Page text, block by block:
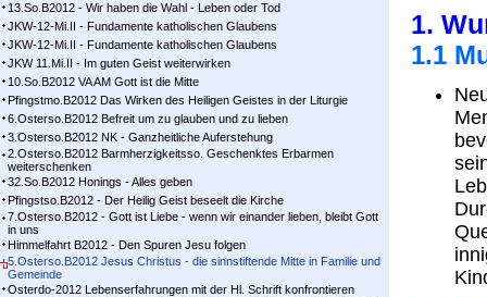
13.So.B2012 - Wir haben die Wahl - Leben oder Tod
JKW-12-Mi.II - Fundamente katholischen Glaubens
JKW-12-Mi.II - Fundamente katholischen Glaubens
JKW 11.Mi.II - Im guten Geist weiterwirken
10.So.B2012 VA AM Gott ist die Mitte
Pfingstmo.B2012 Das Wirken des Heiligen Geistes in der Liturgie
6.Osterso.B2012 Befreit um zu glauben und zu lieben
3.Osterso.B2012 NK - Ganzheitliche Auferstehung
2.Osterso.B2012 Barmherzigkeitsso. Geschenktes Erbarmen
weiterschenken
32.So.B2012 Honings - Alles geben
Pfingstso.B2012 - Der Heilig Geist beseelt die Kirche
7.Osterso.B2012 - Gott ist Liebe - wenn wir einander lieben, bleibt Gott
in uns
Himmelfahrt B2012 - Den Spuren Jesu folgen
5.Osterso.B2012 Jesus Christus - die sinnstiftende Mitte in Familie und
Gemeinde
Osterdo-2012 Lebenserfahrungen mit der Hl. Schrift konfrontieren
1.
1.1